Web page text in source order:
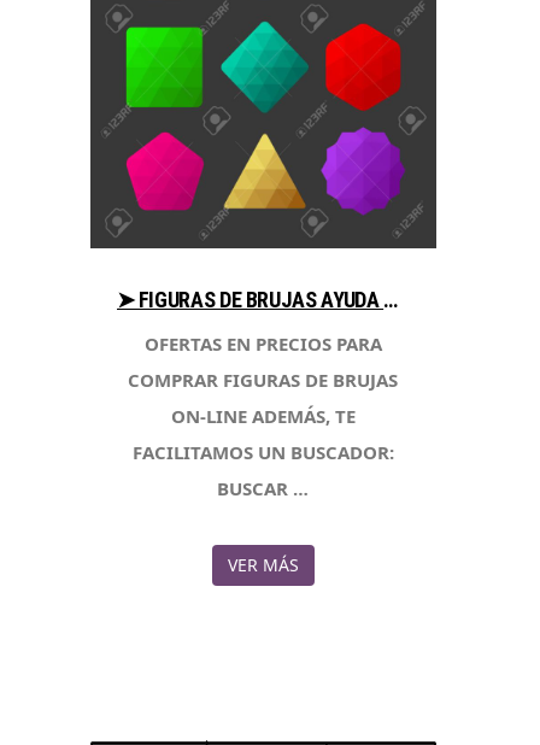
➤ FIGURAS DE BRUJAS AYUDA AL COMPRAR EN LIBRERIAESOTERICA.NET
OFERTAS EN PRECIOS PARA
COMPRAR FIGURAS DE BRUJAS
ON-LINE ADEMÁS, TE
FACILITAMOS UN BUSCADOR:
BUSCAR …
VER MÁS